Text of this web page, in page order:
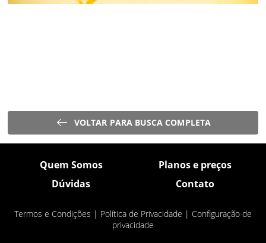
VOLTAR PARA BUSCA COMPLETA
Quem Somos
Planos e preços
Dúvidas
Contato
Termos e Condições | Política de Privacidade | Configuração de
privacidade